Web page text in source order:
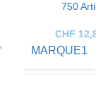
750
CHF
MARQUE1